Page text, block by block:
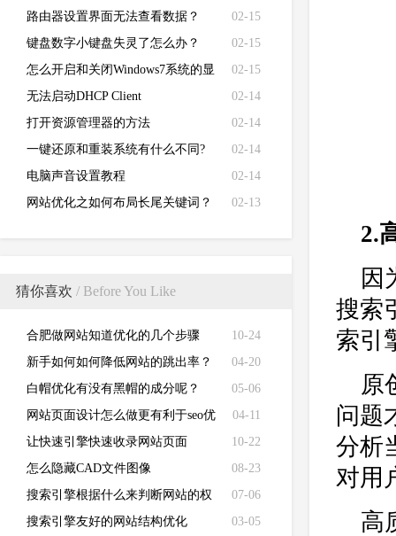
02-15
路由器设置界面无法查看数据？
02-15
键盘数字小键盘失灵了怎么办？
02-15
怎么开启和关闭Windows7系统的显
卡硬件加速功能
02-14
无法启动DHCP Client
02-14
打开资源管理器的方法
02-14
一键还原和重装系统有什么不同?
02-14
电脑声音设置教程
02-13
网站优化之如何布局长尾关键词？
猜你喜欢 / Before You Like
10-24
合肥做网站知道优化的几个步骤
04-20
新手如何如何降低网站的跳出率？
05-06
白帽优化有没有黑帽的成分呢？
04-11
网站页面设计怎么做更有利于seo优
化？
10-22
让快速引擎快速收录网站页面
08-23
怎么隐藏CAD文件图像
07-06
搜索引擎根据什么来判断网站的权
重？
03-05
搜索引擎友好的网站结构优化
2.
因
搜索
索引
原
问题
分析
对用
高